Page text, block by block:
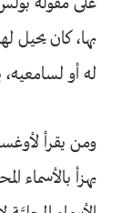
على مقولة
بها، كان يحيل
له أو
ومن يقرأ
يهزأ بالأسماء